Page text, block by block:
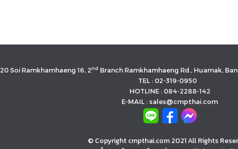
20 Soi Ramkhamhaeng 16, 2nd Branch Ramkhamhaeng Rd., Huamak,
TEL : 02-319-0950
HOTLINE : 084-2288-142
E-MAIL : sales@cmpthai.com
© Copyright cmpthai.com 2021 All Rights